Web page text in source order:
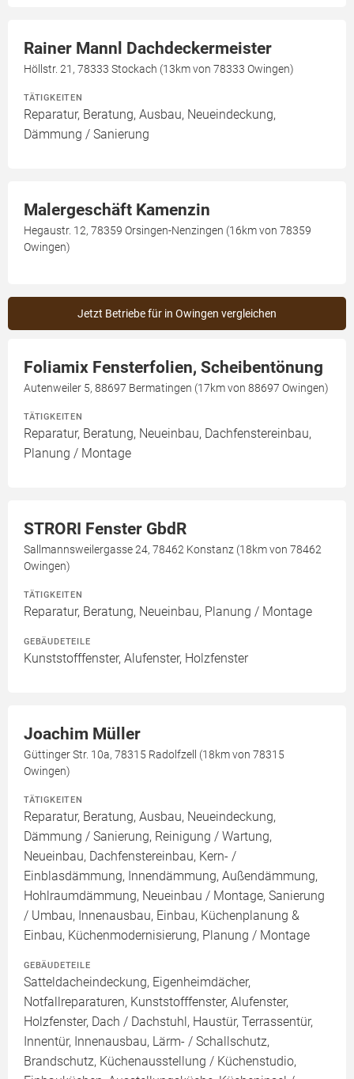
Rainer Mannl Dachdeckermeister
Höllstr. 21, 78333 Stockach (13km von 78333 Owingen)
TÄTIGKEITEN
Reparatur, Beratung, Ausbau, Neueindeckung,
Dämmung / Sanierung
Malergeschäft Kamenzin
Hegaustr. 12, 78359 Orsingen-Nenzingen (16km von 78359
Owingen)
Jetzt Betriebe für in Owingen vergleichen
Foliamix Fensterfolien, Scheibentönung
Autenweiler 5, 88697 Bermatingen (17km von 88697 Owingen)
TÄTIGKEITEN
Reparatur, Beratung, Neueinbau, Dachfenstereinbau,
Planung / Montage
STRORI Fenster GbdR
Sallmannsweilergasse 24, 78462 Konstanz (18km von 78462
Owingen)
TÄTIGKEITEN
Reparatur, Beratung, Neueinbau, Planung / Montage
GEBÄUDETEILE
Kunststofffenster, Alufenster, Holzfenster
Joachim Müller
Güttinger Str. 10a, 78315 Radolfzell (18km von 78315
Owingen)
TÄTIGKEITEN
Reparatur, Beratung, Ausbau, Neueindeckung,
Dämmung / Sanierung, Reinigung / Wartung,
Neueinbau, Dachfenstereinbau, Kern- /
Einblasdämmung, Innendämmung, Außendämmung,
Hohlraumdämmung, Neueinbau / Montage, Sanierung
/ Umbau, Innenausbau, Einbau, Küchenplanung &
Einbau, Küchenmodernisierung, Planung / Montage
GEBÄUDETEILE
Satteldacheindeckung, Eigenheimdächer,
Notfallreparaturen, Kunststofffenster, Alufenster,
Holzfenster, Dach / Dachstuhl, Haustür, Terrassentür,
Innentür, Innenausbau, Lärm- / Schallschutz,
Brandschutz, Küchenausstellung / Küchenstudio,